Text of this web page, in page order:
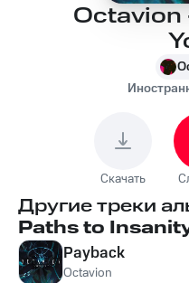
Octavion
Скачать
Другие треки
Paths to
Payback
Octavion